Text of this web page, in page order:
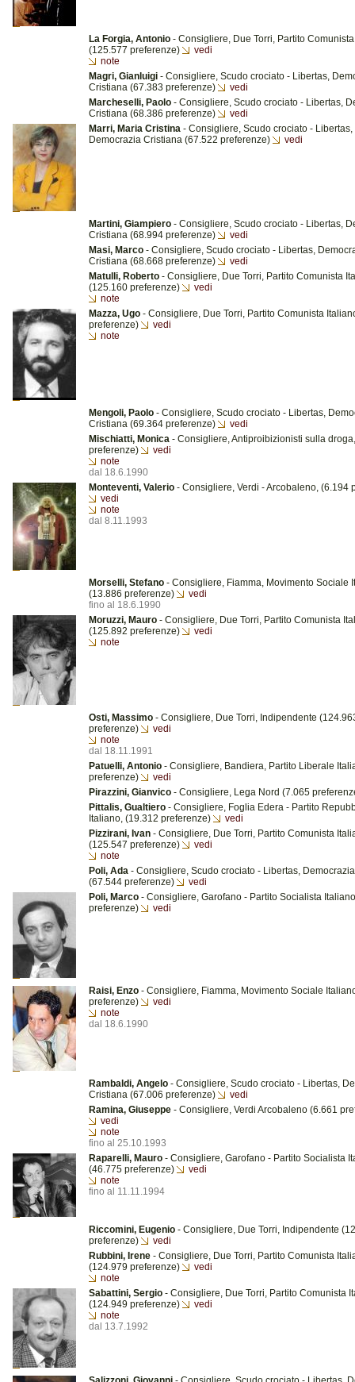
La Forgia, Antonio - Consigliere, Due Torri, Partito
(125.577 preferenze)
vedi
note
Magri, Gianluigi - Consigliere, Scudo crociato - Libertas,
Cristiana (67.383 preferenze)
vedi
Marcheselli, Paolo - Consigliere, Scudo crociato - Libertas,
Cristiana (68.386 preferenze)
vedi
Marri, Maria Cristina - Consigliere, Scudo crociato - Libertas,
Democrazia Cristiana (67.522 preferenze)
vedi
Martini, Giampiero - Consigliere, Scudo crociato - Libertas,
Cristiana (68.994 preferenze)
vedi
Masi, Marco - Consigliere, Scudo crociato - Libertas,
Cristiana (68.668 preferenze)
vedi
Matulli, Roberto - Consigliere, Due Torri, Partito Comunista
(125.160 preferenze)
vedi
note
Mazza, Ugo - Consigliere, Due Torri, Partito Comunista
preferenze)
vedi
note
Mengoli, Paolo - Consigliere, Scudo crociato - Libertas,
Cristiana (69.364 preferenze)
vedi
Mischiatti, Monica - Consigliere, Antiproibizionisti sulla
preferenze)
vedi
note
dal 18.6.1990
Monteventi, Valerio - Consigliere, Verdi - Arcobaleno, (6.194
vedi
note
dal 8.11.1993
Morselli, Stefano - Consigliere, Fiamma, Movimento Sociale
(13.886 preferenze)
vedi
fino al 18.6.1990
Moruzzi, Mauro - Consigliere, Due Torri, Partito Comunista
(125.892 preferenze)
vedi
note
Osti, Massimo - Consigliere, Due Torri, Indipendente
preferenze)
vedi
note
dal 18.11.1991
Patuelli, Antonio - Consigliere, Bandiera, Partito Liberale
preferenze)
vedi
Pirazzini, Gianvico - Consigliere, Lega Nord (7.065
Pittalis, Gualtiero - Consigliere, Foglia Edera - Partito
Italiano, (19.312 preferenze)
vedi
Pizzirani, Ivan - Consigliere, Due Torri, Partito Comunista
(125.547 preferenze)
vedi
note
Poli, Ada - Consigliere, Scudo crociato - Libertas,
(67.544 preferenze)
vedi
Poli, Marco - Consigliere, Garofano - Partito Socialista
preferenze)
vedi
Raisi, Enzo - Consigliere, Fiamma, Movimento Sociale
preferenze)
vedi
note
dal 18.6.1990
Rambaldi, Angelo - Consigliere, Scudo crociato - Libertas,
Cristiana (67.006 preferenze)
vedi
Ramina, Giuseppe - Consigliere, Verdi Arcobaleno (6.661
vedi
note
fino al 25.10.1993
Raparelli, Mauro - Consigliere, Garofano - Partito Socialista
(46.775 preferenze)
vedi
note
fino al 11.11.1994
Riccomini, Eugenio - Consigliere, Due Torri, Indipendente
preferenze)
vedi
Rubbini, Irene - Consigliere, Due Torri, Partito Comunista
(124.979 preferenze)
vedi
note
Sabattini, Sergio - Consigliere, Due Torri, Partito Comunista
(124.949 preferenze)
vedi
note
dal 13.7.1992